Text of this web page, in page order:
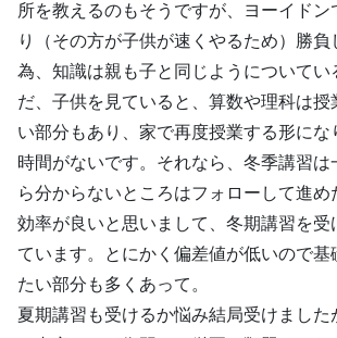
所を教えるのもそうですが、ヨーイド
り（その方が子供が速くやるため）勝
為、知識は親も子と同じようについてい
だ、子供を見ていると、算数や理科は授
い部分もあり、家で再度授業する形にな
時間がないです。それなら、冬季講習は
ら分からないところはフォローして進め
効率が良いと思いまして、冬期講習を受
ています。とにかく偏差値が低いので基
たい部分も多くあって。
夏期講習も受けるか悩み結局受けました